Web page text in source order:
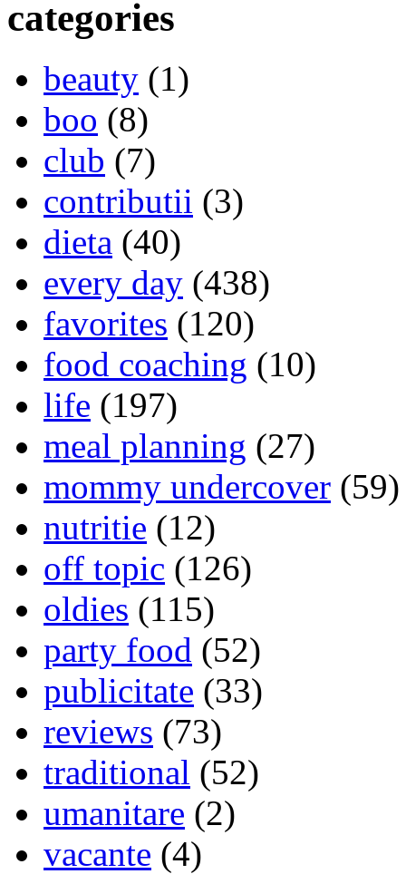
categories
beauty (1)
boo (8)
club (7)
contributii (3)
dieta (40)
every day (438)
favorites (120)
food coaching (10)
life (197)
meal planning (27)
mommy undercover (59)
nutritie (12)
off topic (126)
oldies (115)
party food (52)
publicitate (33)
reviews (73)
traditional (52)
umanitare (2)
vacante (4)